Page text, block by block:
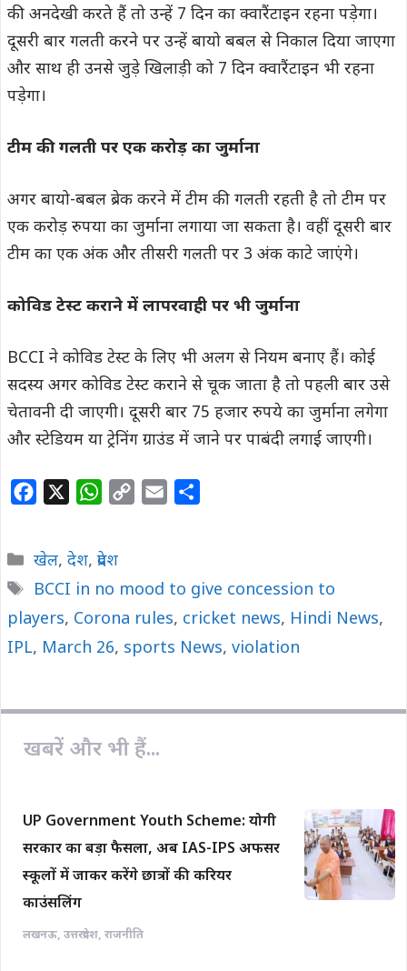
की अनदेखी करते हैं तो उन्हें 7 दिन का क्वारैंटाइन रहना पड़ेगा।
दूसरी बार गलती करने पर उन्हें बायो बबल से निकाल दिया जाएगा
और साथ ही उनसे जुड़े खिलाड़ी को 7 दिन क्वारैंटाइन भी रहना
पड़ेगा।
टीम की गलती पर एक करोड़ का जुर्माना
अगर बायो-बबल ब्रेक करने में टीम की गलती रहती है तो टीम पर
एक करोड़ रुपया का जुर्माना लगाया जा सकता है। वहीं दूसरी बार
टीम का एक अंक और तीसरी गलती पर 3 अंक काटे जाएंगे।
कोविड टेस्ट कराने में लापरवाही पर भी जुर्माना
BCCI ने कोविड टेस्ट के लिए भी अलग से नियम बनाए हैं। कोई
सदस्य अगर कोविड टेस्ट कराने से चूक जाता है तो पहली बार उसे
चेतावनी दी जाएगी। दूसरी बार 75 हजार रुपये का जुर्माना लगेगा
और स्टेडियम या ट्रेनिंग ग्राउंड में जाने पर पाबंदी लगाई जाएगी।
e
b
o
o
W
t
s
A
p
L
i
n
l
e
Categories
खेल, देश, प्रदेश
Tags
BCCI in no mood to give concession to
players, Corona rules, cricket news, Hindi News,
IPL, March 26, sports News, violation
खबरें और भी हैं...
UP Government Youth Scheme: योगी
सरकार का बड़ा फैसला, अब IAS-IPS अफसर
स्कूलों में जाकर करेंगे छात्रों की करियर
काउंसलिंग
लखनऊ, उत्तरप्रदेश, राजनीति